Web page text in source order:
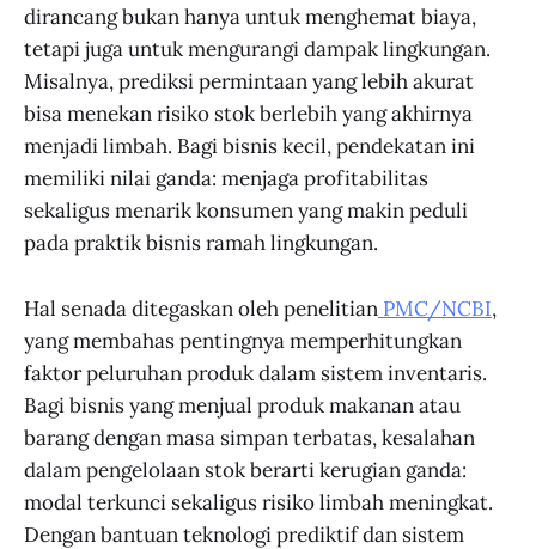
dirancang bukan hanya untuk menghemat biaya,
tetapi juga untuk mengurangi dampak lingkungan.
Misalnya, prediksi permintaan yang lebih akurat
bisa menekan risiko stok berlebih yang akhirnya
menjadi limbah. Bagi bisnis kecil, pendekatan ini
memiliki nilai ganda: menjaga profitabilitas
sekaligus menarik konsumen yang makin peduli
pada praktik bisnis ramah lingkungan.
Hal senada ditegaskan oleh penelitian PMC/NCBI,
yang membahas pentingnya memperhitungkan
faktor peluruhan produk dalam sistem inventaris.
Bagi bisnis yang menjual produk makanan atau
barang dengan masa simpan terbatas, kesalahan
dalam pengelolaan stok berarti kerugian ganda:
modal terkunci sekaligus risiko limbah meningkat.
Dengan bantuan teknologi prediktif dan sistem